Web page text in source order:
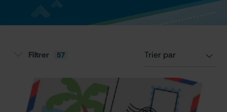
Filtrer 57
Type